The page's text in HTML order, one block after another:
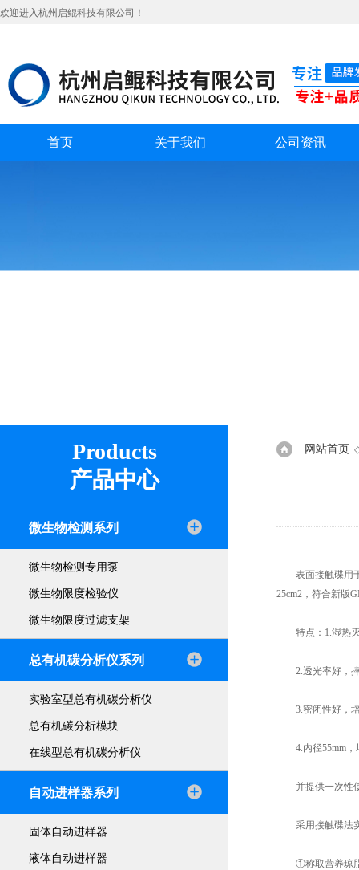
欢迎进入杭州启鲲科技有限公司！
首页 关于我们 公司资讯
Products
产品中心
微生物检测系列
微生物检测专用泵
微生物限度检验仪
微生物限度过滤支架
总有机碳分析仪系列
实验室型总有机碳分析仪
总有机碳分析模块
在线型总有机碳分析仪
自动进样器系列
固体自动进样器
液体自动进样器
网站首页
表面接触碟用于
25cm2，符合新版
特点：1.湿热灭
2.透光率好，摔
3.密闭性好，培
4.内径55mm，
并提供一次性使
采用接触碟法
①称取营养琼脂